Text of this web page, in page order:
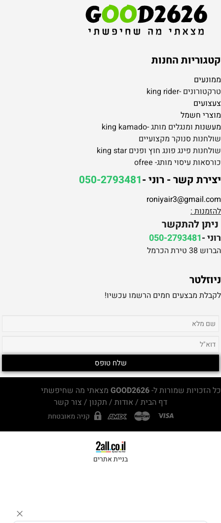
קטגוריות החנות
ממונעים
טרקטורונים -king rider
צעצועים
מוצרי חשמל
מעשנות ומנגלים מותג -king kamado
שולחנות סנוקר מקצועיים
שולחנות פינג פונג חוץ ופנים king star
כורסאות עיסוי מותג- ofree
יצירת קשר - רוני -050-2793481
roniyair3@gmail.com
להזמנות :
ניתן להתקשר
רוני -050-2793481
הברוש 38 טירת הכרמל
ניוזלטר
לקבלת מבצעים חמים הרשמו עכשיו!
כל הזכויות שמורות ל-GOOD2626 מצאתי מה שחיפשתי
דף הבית / אודות / תקנון / צור קשר
בניית אתרים